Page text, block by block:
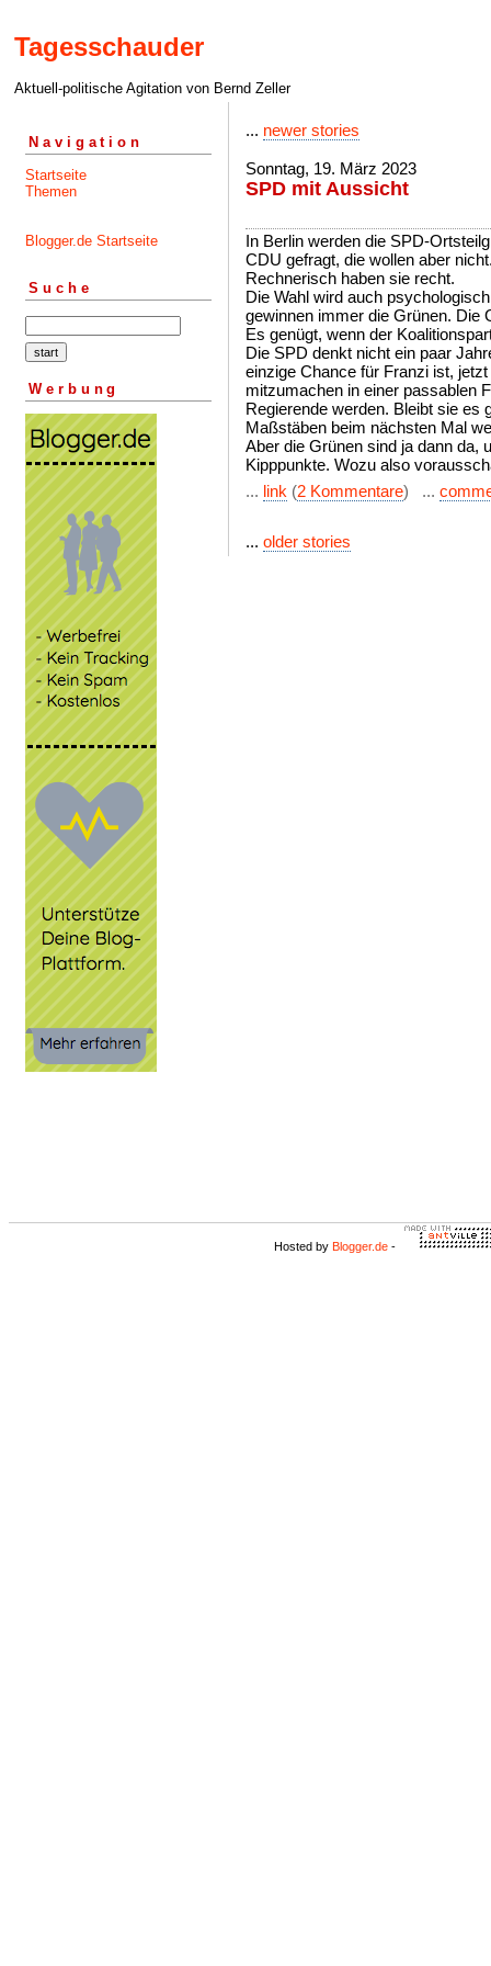
Tagesschauder
Aktuell-politische Agitation von Bernd Zeller
Navigation
Startseite
Themen
Blogger.de Startseite
Suche
Werbung
... newer stories
Sonntag, 19. März 2023
SPD mit Aussicht
In Berlin werden die SPD-
CDU gefragt, die wollen aber
Rechnerisch haben sie recht.
Die Wahl wird auch
gewinnen immer die Grünen. Die
Es genügt, wenn der
Die SPD denkt nicht ein paar
einzige Chance für Franzi ist,
mitzumachen in einer passablen
Regierende werden. Bleibt sie es
Maßstäben beim nächsten Mal
Aber die Grünen sind ja dann da,
Kipppunkte. Wozu also
... link (2 Kommentare) ...
... older stories
Hosted by Blogger.de -